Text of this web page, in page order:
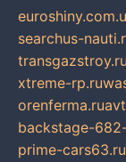
searchus-
transgazstroy.ru
xtreme-rp.ru
orenferma.ru
backstage-
prime-cars63.ru